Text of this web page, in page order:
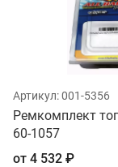
Артикул:001-5356
Ремкомплект
60-1057
от 4 532 ₽